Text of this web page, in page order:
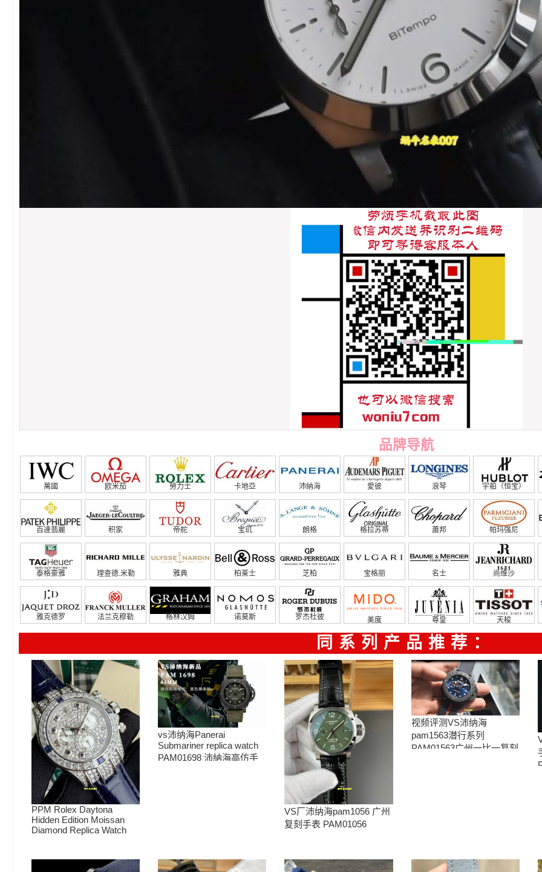
品牌导航
萬國 欧米茄 勞力士 卡地亞 沛納海 愛彼 浪琴 宇舶（恒宝）
百達翡麗 积家 帝舵 宝玑 朗格 格拉苏蒂 蕭邦 帕玛强尼
泰格豪雅 理查德.米勒 雅典 柏莱士 芝柏 宝格丽 名士 尚维沙
雅克德罗 法兰克穆勒 格林汉姆 诺莫斯 罗杰杜彼 美度 尊皇 天梭
同系列产品推荐：
PPM Rolex Daytona
Hidden Edition Moissan
Diamond Replica Watch
vs沛纳海Panerai
Submariner replica watch
PAM01698 沛納海高仿手
VS厂沛纳海pam1056 广州
复刻手表 PAM01056
视频评测VS沛纳海
pam1563潜行系列
PAM01563广州一比一复刻